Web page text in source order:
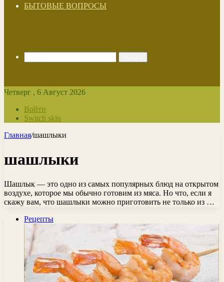
БЫТОВЫЕ ВОПРОСЫ
Четверг , 6 Август 2026
Войти
Switch skin
Главная/шашлыки
шашлыки
Шашлык — это одно из самых популярных блюд на открытом
воздухе, которое мы обычно готовим из мяса. Но что, если я
скажу вам, что шашлыки можно приготовить не только из …
Рецепты